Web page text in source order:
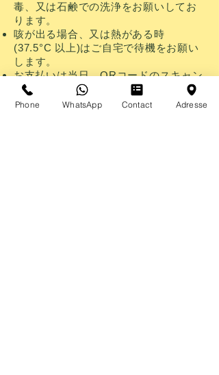
毒、又は石鹸での洗浄をお願いしてお
ります。
咳が出る場合、又は熱がある時
(37.5°C 以上)はご自宅で待機をお願い
します。
お支払いは当日、QRコードのスキャン
か銀行振込でお願いしております。
又、現金でお支払いをご希望の場合は
Phone WhatsApp Contact Adresse